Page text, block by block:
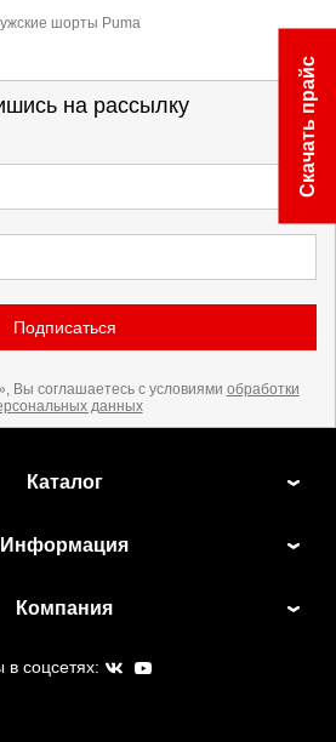
шорты Puma
на рассылку
Подписаться
Вы соглашаетесь с условиями обработки
данных
Каталог
Информация
Компания
соцсетях:
Скачать прайс